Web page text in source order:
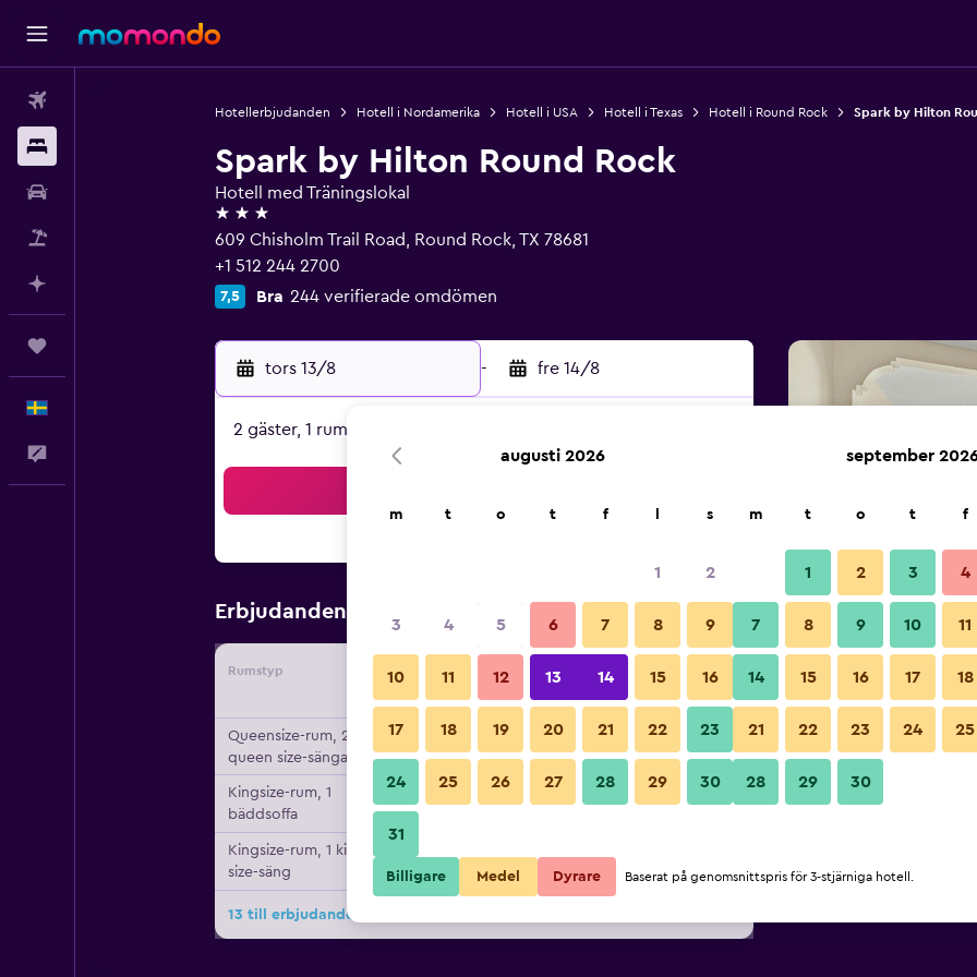
Hotellerbjudanden Hotell i Nordamerika Hotell i USA Hotell i Texas Hotell i Round Rock Spark by Hilton
Spark by Hilton Round Rock
Hotell med Träningslokal
3 stjärnor
609 Chisholm Trail Road, Round Rock, TX 78681
+1 512 244 2700
7,5 Bra 244 verifierade omdömen
tors 13/8 - fre 14/8
2 gäster, 1 rum
Erbjudanden från Billigaste Pris per natt
Rumstyp Leverantör
Per natt
Queensize-rum, 2
queen size-sängar
737 kr Visa erbjudande
Kingsize-rum, 1
bäddsoffa
761 kr Visa erbjudande
Kingsize-rum, 1 king
size-säng
802 kr
13 till erbjudanden för Spark by Hilton Round Rock
Sovrum
Bilder från Spark by Hilton
augusti 2026
m t o t f s
1 2
3 4 5 6 7 8 9
10 11 12 13 14 15 16
17 18 19 20 21 22 23
24 25 26 27 28 29 30
31
september
m t o t f
1 2 3 4
7 8 9 10 11
14 15 16 17 18
21 22 23 24 25
28 29 30
Billigare Medel Dyrare Baserat på genomsnittspris för 3-stjärniga hotell.